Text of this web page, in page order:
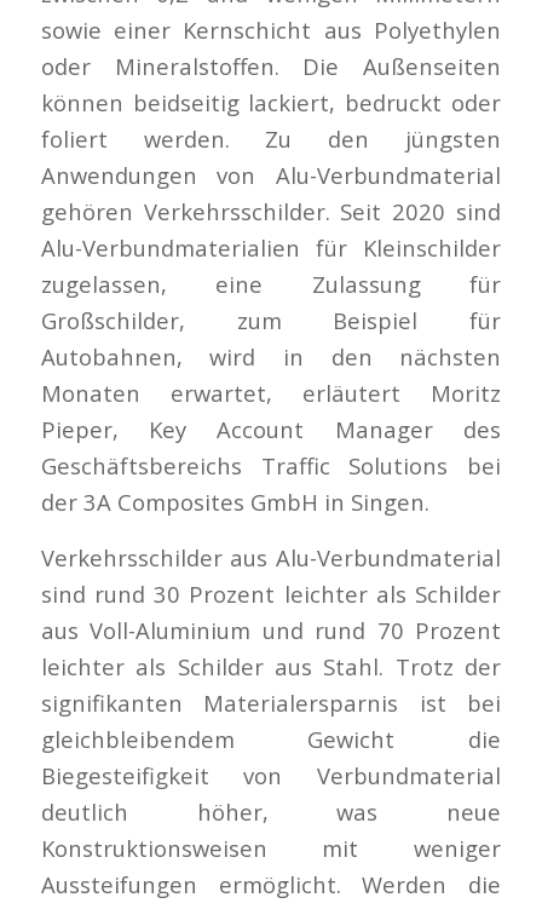
sowie einer Kernschicht aus Polyethylen
oder Mineralstoffen. Die Außenseiten
können beidseitig lackiert, bedruckt oder
foliert werden. Zu den jüngsten
Anwendungen von Alu-Verbundmaterial
gehören Verkehrsschilder. Seit 2020 sind
Alu-Verbundmaterialien für Kleinschilder
zugelassen, eine Zulassung für
Großschilder, zum Beispiel für
Autobahnen, wird in den nächsten
Monaten erwartet, erläutert Moritz
Pieper, Key Account Manager des
Geschäftsbereichs Traffic Solutions bei
der 3A Composites GmbH in Singen.
Verkehrsschilder aus Alu-Verbundmaterial
sind rund 30 Prozent leichter als Schilder
aus Voll-Aluminium und rund 70 Prozent
leichter als Schilder aus Stahl. Trotz der
signifikanten Materialersparnis ist bei
gleichbleibendem Gewicht die
Biegesteifigkeit von Verbundmaterial
deutlich höher, was neue
Konstruktionsweisen mit weniger
Aussteifungen ermöglicht. Werden die